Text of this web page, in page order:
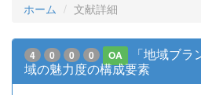
ホーム 文献詳細
4 0 0 0 OA
「地域ブ
域の魅力度の構成要素